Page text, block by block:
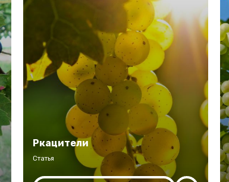
Ркацители
Статья